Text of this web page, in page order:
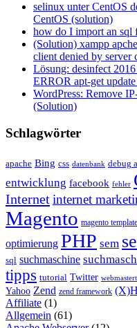
selinux unter CentOS
CentOS (solution)
how do I import an sql
(Solution) xampp
client denied by server
Lösung: desinfect
ERROR apt-get
WordPress: Remove
(Solution)
Schlagwörter
apache Bing css datenbank debug
entwicklung facebook fehler
Internetinternet
Magento magento template
optimierung PHP sem
sql suchmaschine
tipps tutorial Twitter
Yahoo Zend zend framework
Affiliate (1)
Allgemein (61)